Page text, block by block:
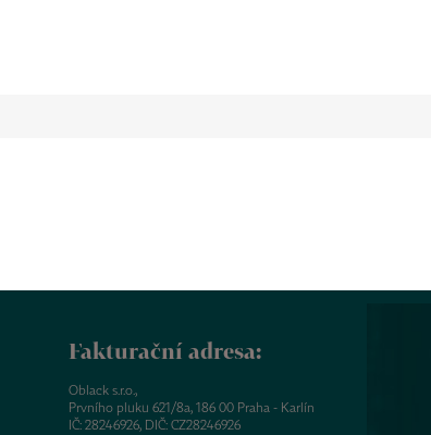
Fakturační adresa:
Oblack s.r.o.,
Prvního pluku 621/8a, 186 00 Praha - Karlín
IČ: 28246926, DIČ: CZ28246926